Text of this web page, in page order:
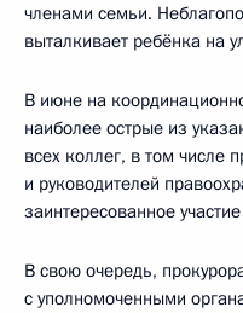
членами семьи.
выталкивает ребёнка на
В июне на
наиболее острые из
всех коллег, в том числе
и руководителей
заинтересованное
В свою очередь,
с уполномоченными